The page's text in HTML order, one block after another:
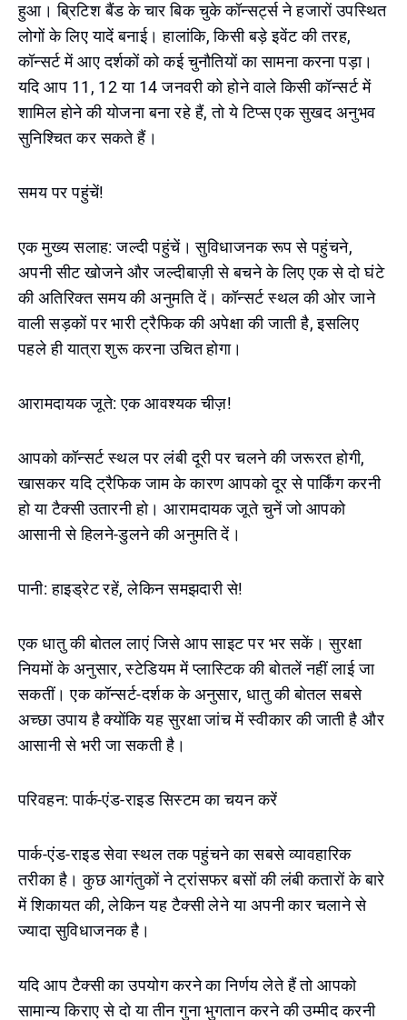
हुआ। ब्रिटिश बैंड के चार बिक चुके कॉन्सर्ट्स ने हजारों उपस्थित
लोगों के लिए यादें बनाई। हालांकि, किसी बड़े इवेंट की तरह,
कॉन्सर्ट में आए दर्शकों को कई चुनौतियों का सामना करना पड़ा।
यदि आप 11, 12 या 14 जनवरी को होने वाले किसी कॉन्सर्ट में
शामिल होने की योजना बना रहे हैं, तो ये टिप्स एक सुखद अनुभव
सुनिश्चित कर सकते हैं।
समय पर पहुंचें!
एक मुख्य सलाह: जल्दी पहुंचें। सुविधाजनक रूप से पहुंचने,
अपनी सीट खोजने और जल्दीबाज़ी से बचने के लिए एक से दो घंटे
की अतिरिक्त समय की अनुमति दें। कॉन्सर्ट स्थल की ओर जाने
वाली सड़कों पर भारी ट्रैफिक की अपेक्षा की जाती है, इसलिए
पहले ही यात्रा शुरू करना उचित होगा।
आरामदायक जूते: एक आवश्यक चीज़!
आपको कॉन्सर्ट स्थल पर लंबी दूरी पर चलने की जरूरत होगी,
खासकर यदि ट्रैफिक जाम के कारण आपको दूर से पार्किंग करनी
हो या टैक्सी उतारनी हो। आरामदायक जूते चुनें जो आपको
आसानी से हिलने-डुलने की अनुमति दें।
पानी: हाइड्रेट रहें, लेकिन समझदारी से!
एक धातु की बोतल लाएं जिसे आप साइट पर भर सकें। सुरक्षा
नियमों के अनुसार, स्टेडियम में प्लास्टिक की बोतलें नहीं लाई जा
सकतीं। एक कॉन्सर्ट-दर्शक के अनुसार, धातु की बोतल सबसे
अच्छा उपाय है क्योंकि यह सुरक्षा जांच में स्वीकार की जाती है और
आसानी से भरी जा सकती है।
परिवहन: पार्क-एंड-राइड सिस्टम का चयन करें
पार्क-एंड-राइड सेवा स्थल तक पहुंचने का सबसे व्यावहारिक
तरीका है। कुछ आगंतुकों ने ट्रांसफर बसों की लंबी कतारों के बारे
में शिकायत की, लेकिन यह टैक्सी लेने या अपनी कार चलाने से
ज्यादा सुविधाजनक है।
यदि आप टैक्सी का उपयोग करने का निर्णय लेते हैं तो आपको
सामान्य किराए से दो या तीन गुना भुगतान करने की उम्मीद करनी